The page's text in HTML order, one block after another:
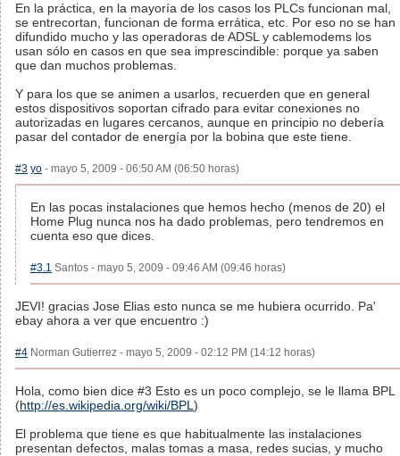
En la práctica, en la mayoría de los casos los PLCs funcionan mal,
se entrecortan, funcionan de forma errática, etc. Por eso no se han
difundido mucho y las operadoras de ADSL y cablemodems los
usan sólo en casos en que sea imprescindible: porque ya saben
que dan muchos problemas.
Y para los que se animen a usarlos, recuerden que en general
estos dispositivos soportan cifrado para evitar conexiones no
autorizadas en lugares cercanos, aunque en principio no debería
pasar del contador de energía por la bobina que este tiene.
#3 yo - mayo 5, 2009 - 06:50 AM (06:50 horas)
En las pocas instalaciones que hemos hecho (menos de 20) el
Home Plug nunca nos ha dado problemas, pero tendremos en
cuenta eso que dices.
#3.1 Santos - mayo 5, 2009 - 09:46 AM (09:46 horas)
JEVI! gracias Jose Elias esto nunca se me hubiera ocurrido. Pa'
ebay ahora a ver que encuentro :)
#4 Norman Gutierrez - mayo 5, 2009 - 02:12 PM (14:12 horas)
Hola, como bien dice #3 Esto es un poco complejo, se le llama BPL
(http://es.wikipedia.org/wiki/BPL )
El problema que tiene es que habitualmente las instalaciones
presentan defectos, malas tomas a masa, redes sucias, y mucho